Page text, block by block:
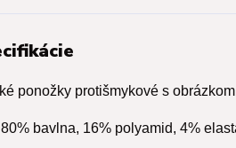
ponožky protišmykové s
80% bavlna, 16% polyamid, 4%